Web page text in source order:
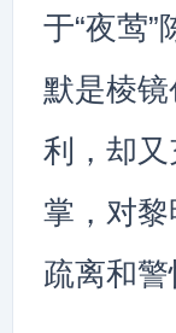
于“夜莺
默是棱
利，却
掌，对
疏离和警